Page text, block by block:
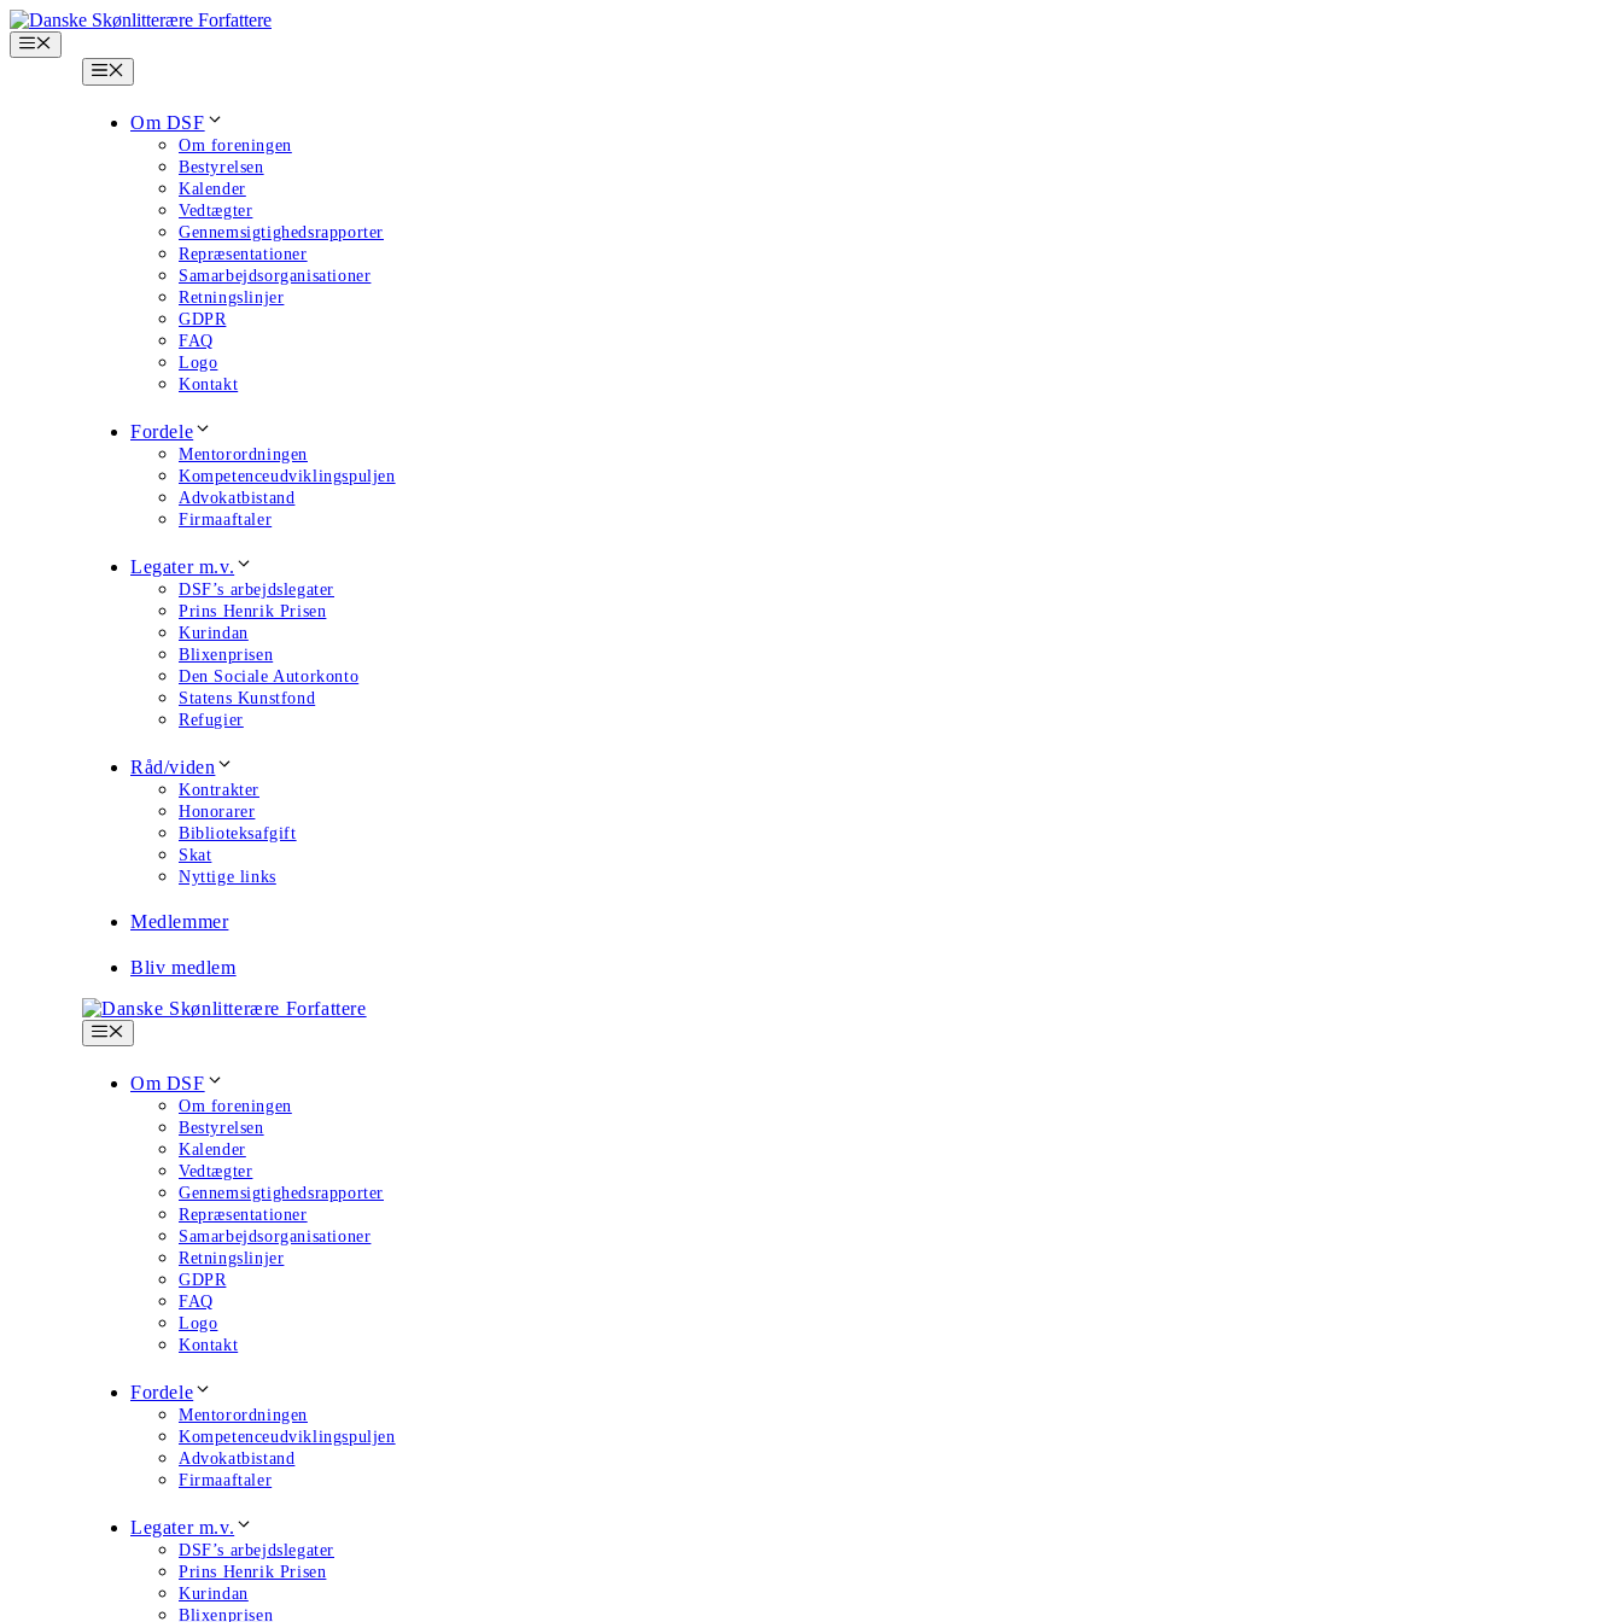
Hop
til
indhold
Menu
Menu
Om DSF
Om foreningen
Bestyrelsen
Kalender
Vedtægter
Gennemsigtighedsrapporter
Repræsentationer
Samarbejdsorganisationer
Retningslinjer
GDPR
FAQ
Logo
Kontakt
Fordele
Mentorordningen
Kompetenceudviklingspuljen
Advokatbistand
Firmaaftaler
Legater m.v.
DSF’s arbejdslegater
Prins Henrik Prisen
Kurindan
Blixenprisen
Den Sociale Autorkonto
Statens Kunstfond
Refugier
Råd/viden
Kontrakter
Honorarer
Biblioteksafgift
Skat
Nyttige links
Medlemmer
Bliv medlem
Menu
Om DSF
Om foreningen
Bestyrelsen
Kalender
Vedtægter
Gennemsigtighedsrapporter
Repræsentationer
Samarbejdsorganisationer
Retningslinjer
GDPR
FAQ
Logo
Kontakt
Fordele
Mentorordningen
Kompetenceudviklingspuljen
Advokatbistand
Firmaaftaler
Legater m.v.
DSF’s arbejdslegater
Prins Henrik Prisen
Kurindan
Blixenprisen